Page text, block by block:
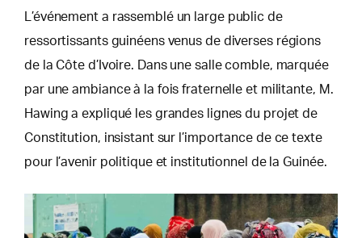
L’événement a rassemblé un large public de
ressortissants guinéens venus de diverses régions
de la Côte d’Ivoire. Dans une salle comble, marquée
par une ambiance à la fois fraternelle et militante, M.
Hawing a expliqué les grandes lignes du projet de
Constitution, insistant sur l’importance de ce texte
pour l’avenir politique et institutionnel de la Guinée.